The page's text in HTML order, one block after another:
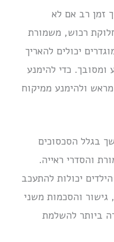
זמן רב אם לא
רכוש, משמורת
יכולים להאריך
ומסובך. כדי להימנע
ולהימנע ממיקוח
בגלל הסכסוכים
והסדרי ראייה.
יכולות להתעכב
והסכמות משני
ביותר להשלמת